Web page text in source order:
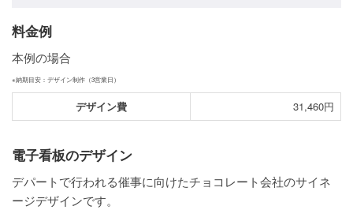
FAQ（よくあるご質問）
資料をダウンロード
ご利用規約
お見積り・お問合せ
料金例
本例の場合
※納期目安：デザイン制作（3営業日）
デザイン費 31,460円
電子看板のデザイン
デパートで行われる催事に向けたチョコレート会社のサイネ
ージデザインです。